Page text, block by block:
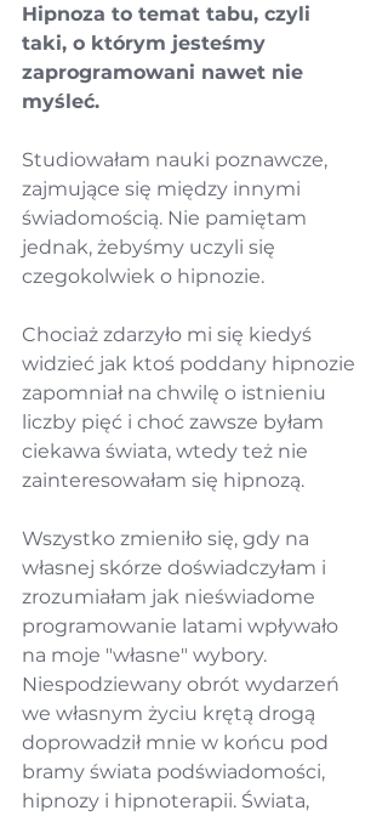
Hipnoza to temat tabu, czyli
taki, o którym jesteśmy
zaprogramowani nawet nie
myśleć.
Studiowałam nauki poznawcze,
zajmujące się między innymi
świadomością. Nie pamiętam
jednak, żebyśmy uczyli się
czegokolwiek o hipnozie.
Chociaż zdarzyło mi się kiedyś
widzieć jak ktoś poddany hipnozie
zapomniał na chwilę o istnieniu
liczby pięć i choć zawsze byłam
ciekawa świata, wtedy też nie
zainteresowałam się hipnozą.
Wszystko zmieniło się, gdy na
własnej skórze doświadczyłam i
zrozumiałam jak nieświadome
programowanie latami wpływało
na moje "własne" wybory.
Niespodziewany obrót wydarzeń
we własnym życiu krętą drogą
doprowadził mnie w końcu pod
bramy świata podświadomości,
hipnozy i hipnoterapii. Świata,